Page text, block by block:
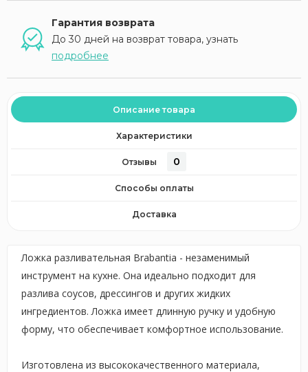
Гарантия возврата
До 30 дней на возврат товара, узнать
подробнее
Описание товара
Характеристики
Отзывы 0
Способы оплаты
Доставка
Ложка разливательная Brabantia - незаменимый
инструмент на кухне. Она идеально подходит для
разлива соусов, дрессингов и других жидких
ингредиентов. Ложка имеет длинную ручку и удобную
форму, что обеспечивает комфортное использование.
Изготовлена из высококачественного материала,